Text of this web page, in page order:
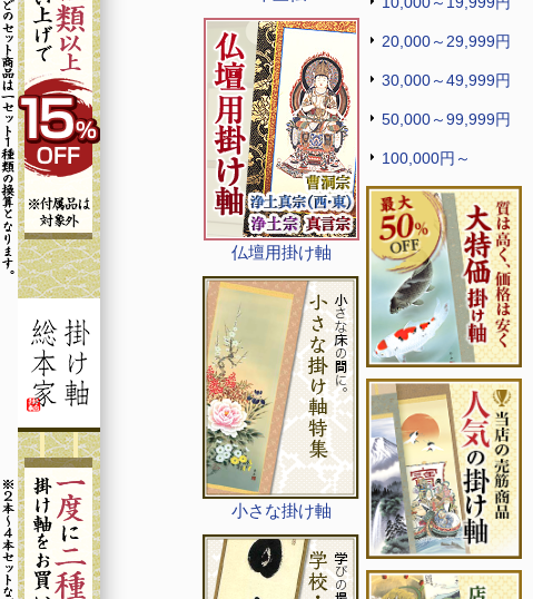
仏壇用掛け軸
小さな掛け軸
20,000～29,999円
30,000～49,999円
50,000～99,999円
100,000円～